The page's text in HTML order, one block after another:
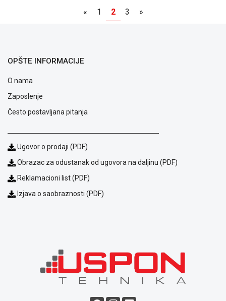
« 1 2 3 »
OPŠTE INFORMACIJE
O nama
Zaposlenje
Često postavljana pitanja
Ugovor o prodaji (PDF)
Obrazac za odustanak od ugovora na daljinu (PDF)
Reklamacioni list (PDF)
Izjava o saobraznosti (PDF)